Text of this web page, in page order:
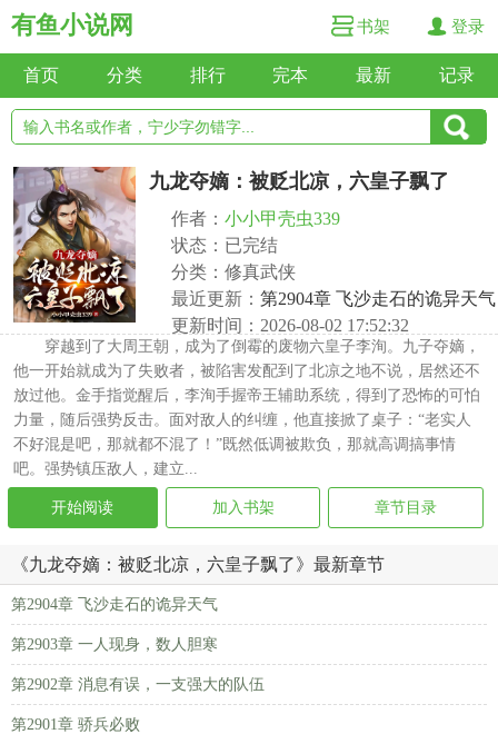
有鱼小说网 书架 登录
首页 分类 排行 完本 最新 记录
九龙夺嫡：被贬北凉，六皇子飘了
作者： 小小甲壳虫339
状态：已完结
分类：修真武侠
最近更新： 第2904章 飞沙走石的诡异天气
更新时间：2026-08-02 17:52:32
穿越到了大周王朝，成为了倒霉的废物六皇子李洵。九子夺嫡，
他一开始就成为了失败者，被陷害发配到了北凉之地不说，居然还不
放过他。金手指觉醒后，李洵手握帝王辅助系统，得到了恐怖的可怕
力量，随后强势反击。面对敌人的纠缠，他直接掀了桌子：“老实人
不好混是吧，那就都不混了！”既然低调被欺负，那就高调搞事情
吧。强势镇压敌人，建立...
开始阅读 加入书架 章节目录
《九龙夺嫡：被贬北凉，六皇子飘了》最新章节
第2904章 飞沙走石的诡异天气
第2903章 一人现身，数人胆寒
第2902章 消息有误，一支强大的队伍
第2901章 骄兵必败